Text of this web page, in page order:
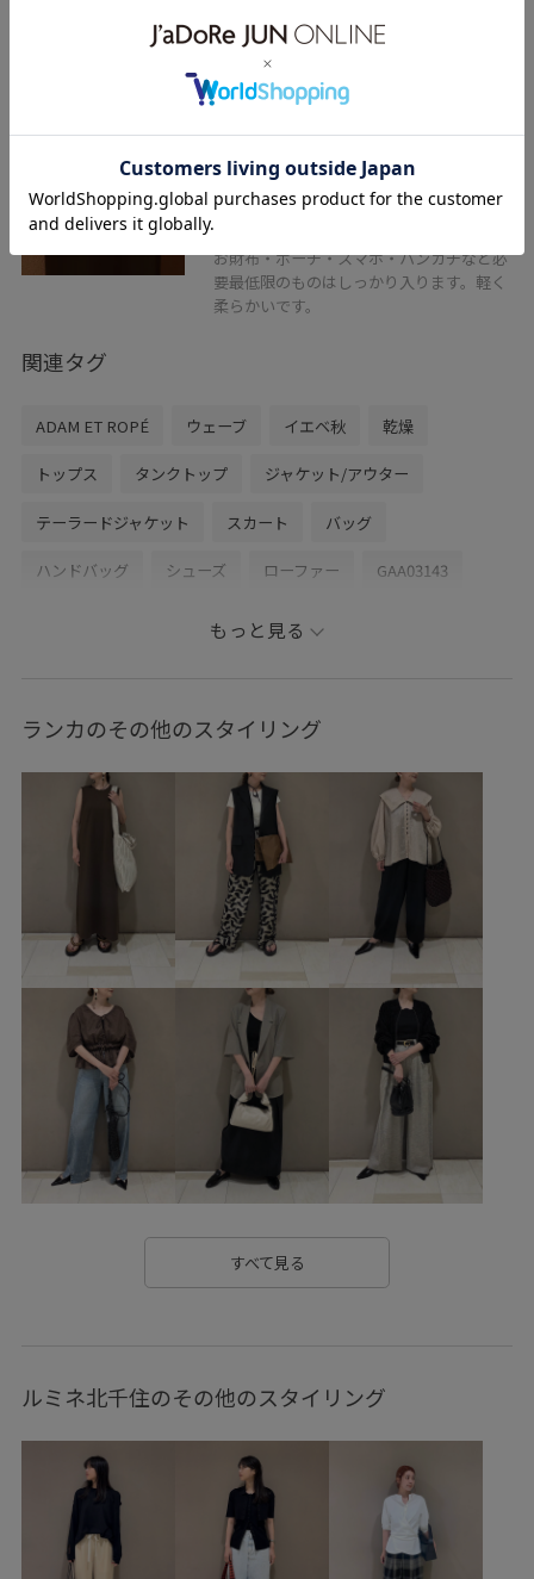
PFT
¥44,000
お財布・ポーチ・スマホ・ハンカチなど必
要最低限のものはしっかり入ります。軽く
柔らかいです。
関連タグ
ADAM ET ROPÉ ウェーブ イエベ秋 乾燥
トップス タンクトップ ジャケット/アウター
テーラードジャケット スカート バッグ
ハンドバッグ シューズ ローファー GAA03143
GAV76030
26SSceremony Vネック きれいに見える
アダムエロぺ雑貨 ウール オケージョン カジュアル
カッティング カップ付き カーディガン クッション
コーディネートしやすい シャツ
シルク ジャケット スッキリ
ストレッチ感 セットアップ セットアップ対象商品
ソフトタッチ デコルテがきれい
ドライビングシューズ ドレス
ハーフパンツ フロントボタン
ベーシック ポリエステル ポリエステルレーヨン
リサイクル
定番 差し色 滑り止め 牛革 着心地が良い
落ち感 薄手 透け感 通気性 長財布 麻
もっと見る
ランカのその他のスタイリング
すべて見る
ルミネ北千住のその他のスタイリング